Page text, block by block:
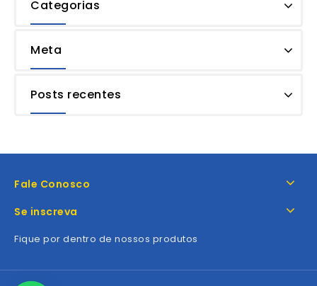
Categorias
Meta
Posts recentes
Fale Conosco
Se inscreva
Fique por dentro de nossos produtos